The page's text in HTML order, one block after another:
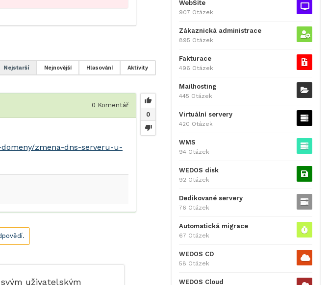
Aktivity
Hlasování
Nejnovější
Nejstarší
0
0 Komentář
zmena-dns-serveru-u-
uživatelským
WebSite
907 Otázek
Zákaznická administrace
895 Otázek
Fakturace
496 Otázek
Mailhosting
445 Otázek
Virtuální servery
420 Otázek
WMS
94 Otázek
WEDOS disk
92 Otázek
Dedikované servery
76 Otázek
Automatická migrace
67 Otázek
WEDOS CD
58 Otázek
WEDOS Cloud